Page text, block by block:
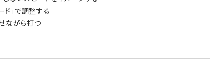
」で調整する
ながら打つ